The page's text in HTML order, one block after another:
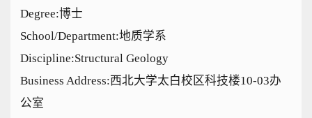
Degree:博士
School/Department:地质学系
Discipline:Structural Geology
Business Address:西北大学太白校区科技楼10-03办
公室